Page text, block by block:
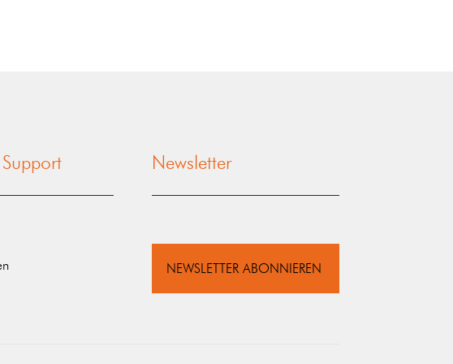
Newsletter
NEWSLETTER ABONNIEREN